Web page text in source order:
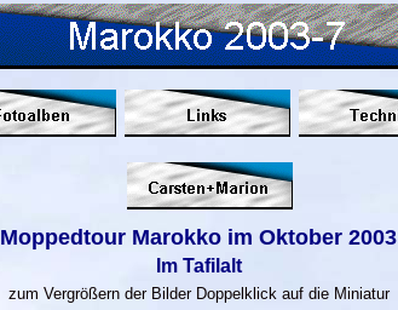
Moppedtour Marokko im Oktober 2003
Im Tafilalt
zum Vergrößern der Bilder Doppelklick auf die Miniatur